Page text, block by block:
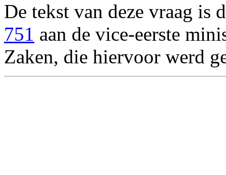
De tekst van deze vraag is
751 aan de vice-eerste
Zaken, die hiervoor werd